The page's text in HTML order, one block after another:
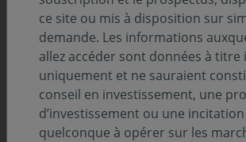
Découvrez et téléchargez
suivi des marchés de la semaine
ce site ou mis à disposition sur
demande. Les informations
allez accéder sont données à titre
uniquement et ne sauraient
conseil en investissement, une
d’investissement ou une incitation
quelconque à opérer sur les